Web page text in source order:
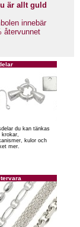
är allt guld
innebär
återvunnet
du kan tänkas
kulor och
mer.